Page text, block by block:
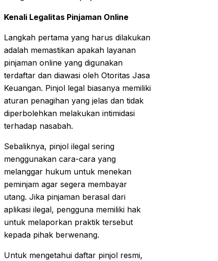
Kenali Legalitas Pinjaman Online
Langkah pertama yang harus dilakukan
adalah memastikan apakah layanan
pinjaman online yang digunakan
terdaftar dan diawasi oleh Otoritas Jasa
Keuangan. Pinjol legal biasanya memiliki
aturan penagihan yang jelas dan tidak
diperbolehkan melakukan intimidasi
terhadap nasabah.
Sebaliknya, pinjol ilegal sering
menggunakan cara-cara yang
melanggar hukum untuk menekan
peminjam agar segera membayar
utang. Jika pinjaman berasal dari
aplikasi ilegal, pengguna memiliki hak
untuk melaporkan praktik tersebut
kepada pihak berwenang.
Untuk mengetahui daftar pinjol resmi,